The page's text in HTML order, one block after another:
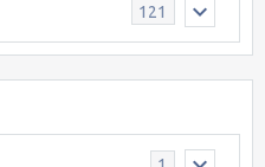
121